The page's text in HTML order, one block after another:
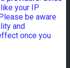
your IP
be aware
and
once you